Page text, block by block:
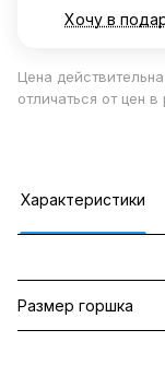
Хочу в
Цена
отличаться от цен
Характеристики
Размер горшка